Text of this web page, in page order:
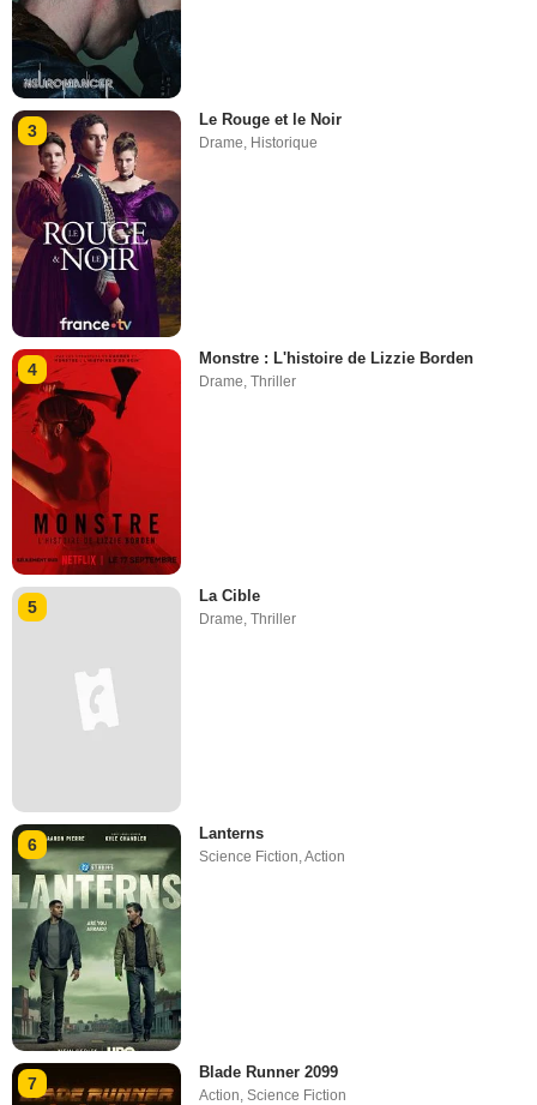
3
Le Rouge et le Noir
Drame, Historique
4
Monstre : L'histoire de Lizzie Borden
Drame ,Thriller
5
La Cible
Drame,Thriller
6
Lanterns
Science Fiction,Action
7
Blade Runner 2099
Action ,Science Fiction